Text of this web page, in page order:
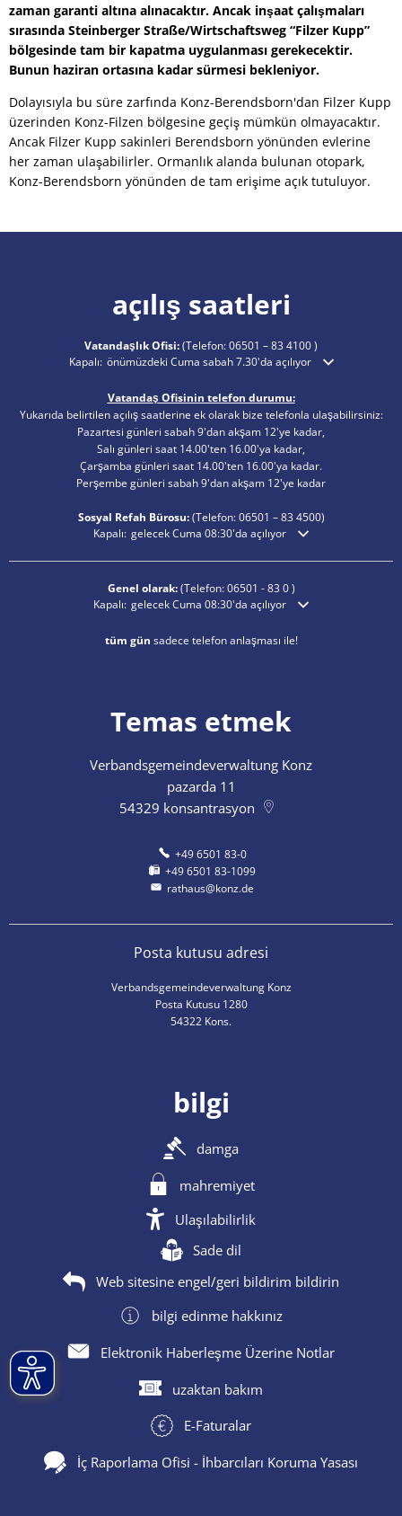
zaman garanti altına alınacaktır. Ancak inşaat çalışmaları
sırasında Steinberger Straße/Wirtschaftsweg “Filzer Kupp”
bölgesinde tam bir kapatma uygulanması gerekecektir.
Bunun haziran ortasına kadar sürmesi bekleniyor.
Dolayısıyla bu süre zarfında Konz-Berendsborn'dan Filzer Kupp
üzerinden Konz-Filzen bölgesine geçiş mümkün olmayacaktır.
Ancak Filzer Kupp sakinleri Berendsborn yönünden evlerine
her zaman ulaşabilirler. Ormanlık alanda bulunan otopark,
Konz-Berendsborn yönünden de tam erişime açık tutuluyor.
açılış saatleri
Vatandaşlık Ofisi:(Telefon:06501 – 83 4100)
Ek açılış veya kapanış saatlerini gizlemek için tıklayın
Kapalı: önümüzdeki Cuma sabah 7.30'da açılıyor
Vatandaş Ofisinin telefon durumu:
Yukarıda belirtilen açılış saatlerine ek olarak bize telefonla ulaşabilirsiniz:
Pazartesi günleri sabah 9'dan akşam 12'ye kadar,
Salı günleri saat 14.00'ten 16.00'ya kadar,
Çarşamba günleri saat 14.00'ten 16.00'ya kadar.
Perşembe günleri sabah 9'dan akşam 12'ye kadar
Sosyal Refah Bürosu:(Telefon:06501 – 834500)
Ek açılış veya kapanış saatlerini gizlemek için tıklayın
Kapalı: gelecek Cuma 08:30'da açılıyor
Genel olarak:(Telefon:06501 - 83 0)
Ek açılış veya kapanış saatlerini gizlemek için tıklayın
Kapalı: gelecek Cuma 08:30'da açılıyor
tüm gün sadece telefon anlaşması ile!
Temas etmek
Verbandsgemeindeverwaltung Konz
pazarda 11
54329 konsantrasyon
+49 6501 83-0
+49 6501 83-1099
rathaus@konz.de
Posta kutusu adresi
Verbandsgemeindeverwaltung Konz
Posta Kutusu 1280
54322 Kons.
bilgi
damga
mahremiyet
Ulaşılabilirlik
Sade dil
Web sitesine engel/geri bildirim bildirin
bilgi edinme hakkınız
Elektronik Haberleşme Üzerine Notlar
uzaktan bakım
E-Faturalar
İç Raporlama Ofisi - İhbarcıları Koruma Yasası